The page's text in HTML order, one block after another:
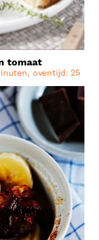
tomaat
oventijd: 25